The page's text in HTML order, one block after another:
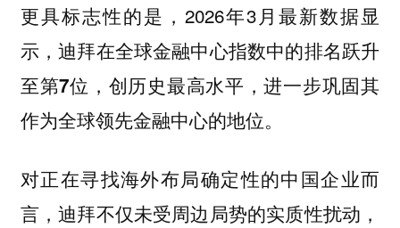
更具标志性的是，2026年3月最新数据显
示，迪拜在全球金融中心指数中的排名跃升
至第7位，创历史最高水平 ，进一步巩固其
作为全球领先金融中心的地位。
对正在寻找海外布局确定性的中国企业而
言，迪拜不仅未受周边局势的实质性扰动，